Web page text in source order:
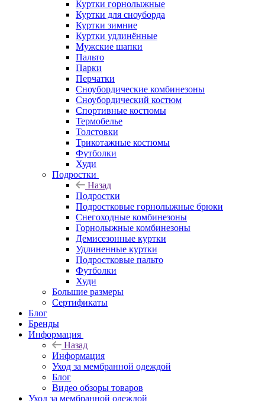
Куртки горнолыжные
Куртки для сноуборда
Куртки зимние
Куртки удлинённые
Мужские шапки
Пальто
Парки
Перчатки
Сноубордические комбинезоны
Сноубордический костюм
Спортивные костюмы
Термобелье
Толстовки
Трикотажные костюмы
Футболки
Худи
Подростки
Назад
Подростки
Подростковые горнолыжные брюки
Снегоходные комбинезоны
Горнолыжные комбинезоны
Демисезонные куртки
Удлиненные куртки
Подростковые пальто
Футболки
Худи
Большие размеры
Сертификаты
Блог
Бренды
Информация
Назад
Информация
Уход за мембранной одеждой
Блог
Видео обзоры товаров
Уход за мембранной одеждой